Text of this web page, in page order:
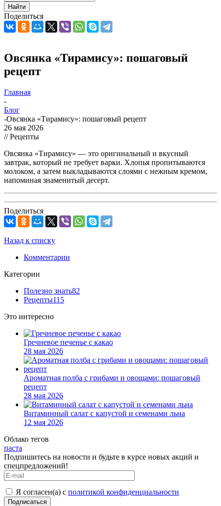
Найти
Поделиться
Овсянка «Тирамису»: пошаговый
рецепт
Главная
-
Блог
-Овсянка «Тирамису»: пошаговый рецепт
26 мая 2026
// Рецепты
Овсянка «Тирамису» — это оригинальный и вкусный
завтрак, который не требует варки. Хлопья пропитываются
молоком, а затем выкладываются слоями с нежным кремом,
напоминая знаменитый десерт.
Поделиться
Назад к списку
Комментарии
Категории
Полезно знать82
Рецепты115
Это интересно
Гречневое печенье с какао
28 мая 2026
Ароматная полба с грибами и овощами: пошаговый
рецепт
28 мая 2026
Витаминный салат с капустой и семенами льна
12 мая 2026
Облако тегов
паста
Подпишитесь на новости и будьте в курсе новых акций и
спецпредложений!
Я согласен(а) с политикой конфиденциальности